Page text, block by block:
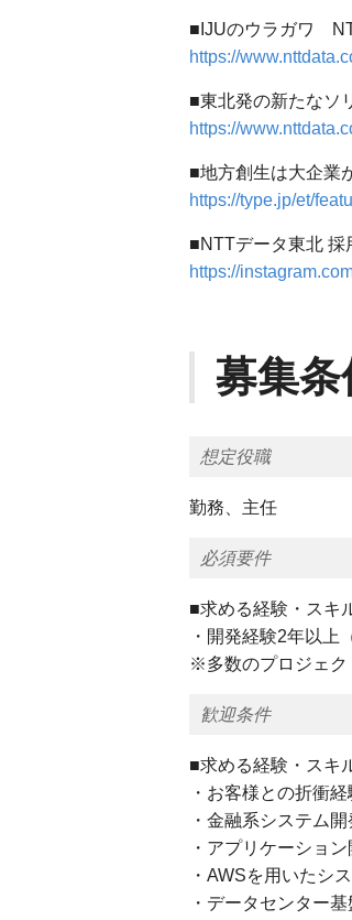
■IJUのウラガワ
https://
■東北発の新たなソ
https://
■地方創生は大企業
https://type.jp/et/
■NTTデータ東北 採
https://
募集条
想定役職
勤務、主任
必須要件
■求める経験・スキ
・開発経験2年以上
※多数のプロジェク
歓迎条件
■求める経験・スキ
・お客様との折衝経
・金融系システム
・アプリケーショ
・AWSを用いたシ
・データセンター